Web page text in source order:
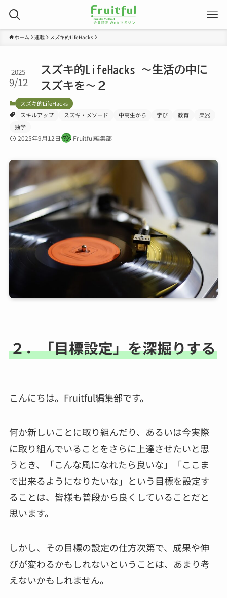
ホーム 連載 スズキ的LifeHacks
スズキ的LifeHacks ～生活の中に
スズキを～２
2025
9/12
スズキ的LifeHacks
スキルアップ
スズキ・メソード 中高生から 学び 教育
楽器
独学
2025年9月12日 Fruitful編集部
２．「目標設定」を深掘りする
こんにちは。Fruitful編集部です。
何か新しいことに取り組んだり、あるいは今実際
に取り組んでいることをさらに上達させたいと思
うとき、「こんな風になれたら良いな」「ここま
で出来るようになりたいな」という目標を設定す
ることは、皆様も普段から良くしていることだと
思います。
しかし、その目標の設定の仕方次第で、成果や伸
びが変わるかもしれないということは、あまり考
えないかもしれません。